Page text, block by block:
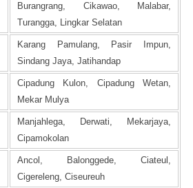
Burangrang, Cikawao, Malabar,
Turangga, Lingkar Selatan
Karang Pamulang, Pasir Impun,
Sindang Jaya, Jatihandap
Cipadung Kulon, Cipadung Wetan,
Mekar Mulya
Manjahlega, Derwati, Mekarjaya,
Cipamokolan
Ancol, Balonggede, Ciateul,
Cigereleng, Ciseureuh